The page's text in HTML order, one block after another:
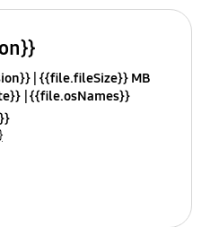
{{file.fileSize}} MB
{{file.osNames}}